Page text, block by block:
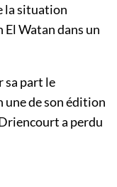
la situation
Watan dans un
sa part le
une de son édition
a perdu